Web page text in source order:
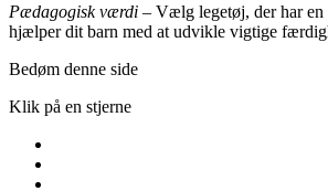
Pædagogisk værdi – Vælg legetøj, der har
hjælper dit barn med at udvikle vigtige
Bedøm denne side
Klik på en stjerne